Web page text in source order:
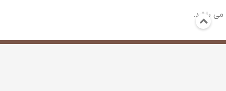
می باشد.